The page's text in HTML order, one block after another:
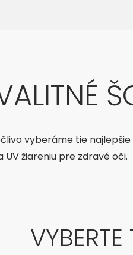
vyberáme tie
žiareniu pre zdravé oči.